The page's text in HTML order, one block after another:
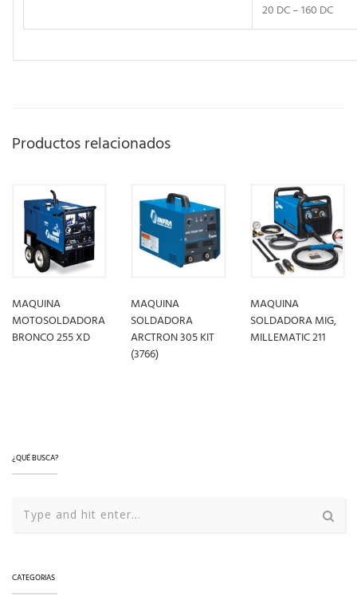
20 DC – 160 DC
Productos relacionados
MAQUINA
MOTOSOLDADORA
BRONCO 255 XD
MAQUINA
SOLDADORA
ARCTRON 305 KIT
(3766)
MAQUINA
SOLDADORA MIG,
MILLEMATIC 211
¿QUÉ BUSCA?
CATEGORIAS